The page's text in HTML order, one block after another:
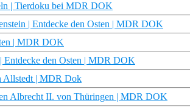
| Tierdoku bei MDR DOK
| Entdecke den Osten | MDR DOK
| MDR DOK
Entdecke den Osten | MDR DOK
Allstedt | MDR Dok
Albrecht II. von Thüringen | MDR DOK